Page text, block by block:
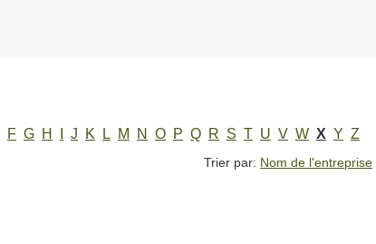
F G H J K L M N O P Q R S T U V W X Y Z
Trier par: Nom de l'entreprise